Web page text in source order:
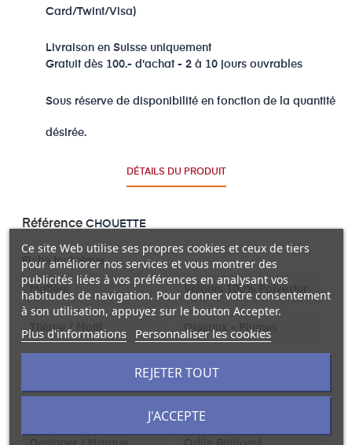
Card/Twint/Visa)
Livraison en Suisse uniquement
Gratuit dès 100.- d'achat - 2 à 10 jours ouvrables
Sous réserve de disponibilité en fonction de la quantité
désirée.
DÉTAILS DU PRODUIT
Référence CHOUETTE
Fiche technique
Matière Velours 100% Polyester
Thème / Motif Oiseaux - Plumes
Vert
Ce site Web utilise ses propres cookies et ceux de tiers
pour améliorer nos services et vous montrer des
publicités liées à vos préférences en analysant vos
habitudes de navigation. Pour donner votre consentement
à son utilisation, appuyez sur le bouton Accepter.
Plus d'informations Personnaliser les cookies
REJETER TOUT
J'ACCEPTE